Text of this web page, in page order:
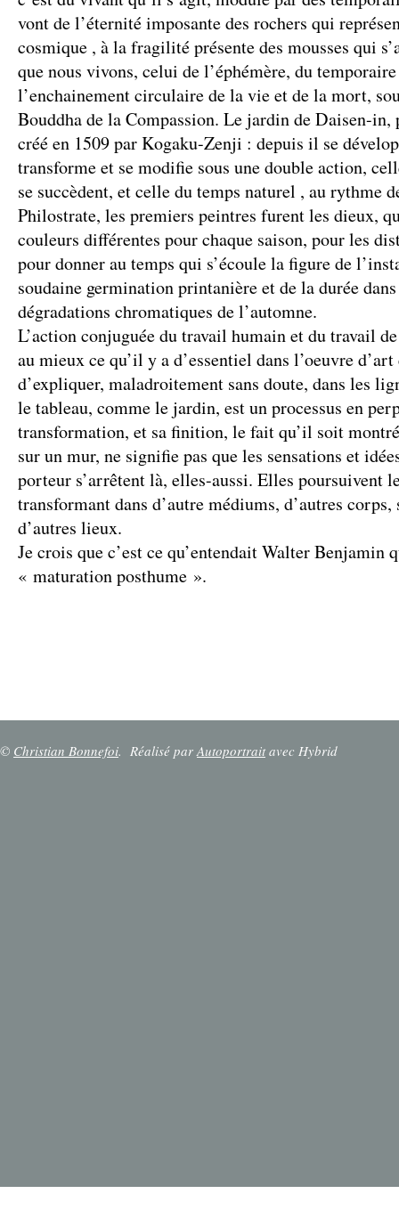
vont de l’éternité imposante des rochers qui
cosmique , à la fragilité présente des mousses qui
que nous vivons, celui de l’éphémère, du
l’enchainement circulaire de la vie et de la mort,
Bouddha de la Compassion. Le jardin de Daisen-in,
créé en 1509 par Kogaku-Zenji : depuis il se
transforme et se modifie sous une double action,
se succèdent, et celle du temps naturel , au rythme
Philostrate, les premiers peintres furent les dieux,
couleurs différentes pour chaque saison, pour les
pour donner au temps qui s’écoule la figure de
soudaine germination printanière et de la durée
dégradations chromatiques de l’automne.
L’action conjuguée du travail humain et du travail
au mieux ce qu’il y a d’essentiel dans l’oeuvre
d’expliquer, maladroitement sans doute, dans les
le tableau, comme le jardin, est un processus en
transformation, et sa finition, le fait qu’il soit
sur un mur, ne signifie pas que les sensations et
porteur s’arrêtent là, elles-aussi. Elles poursuivent
transformant dans d’autre médiums, d’autres corps,
d’autres lieux.
Je crois que c’est ce qu’entendait Walter Benjamin
« maturation posthume ».
© Christian Bonnefoi. Réalisé parAutoportrait avec Hybrid